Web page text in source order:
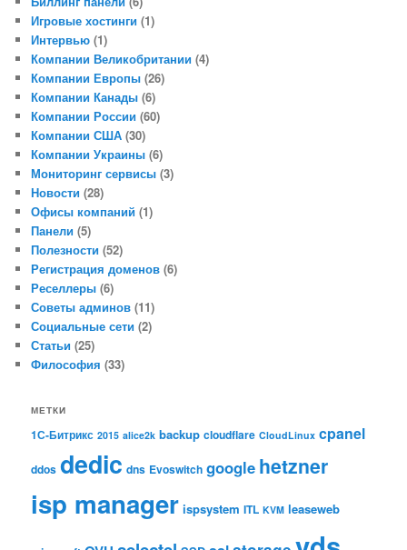
Игровые хостинги (1)
Интервью (1)
Компании Великобритании (4)
Компании Европы (26)
Компании Канады (6)
Компании России (60)
Компании США (30)
Компании Украины (6)
Мониторинг сервисы (3)
Новости (28)
Офисы компаний (1)
Панели (5)
Полезности (52)
Регистрация доменов (6)
Реселлеры (6)
Советы админов (11)
Социальные сети (2)
Статьи (25)
Философия (33)
МЕТКИ
1С-Битрикс 2015 alice2k backup cloudflare CloudLinux cpanel
ddos dedic dns Evoswitch google hetzner
isp manager ispsystem ITL KVM leaseweb